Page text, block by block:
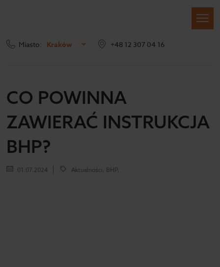
Miasto: Kraków +48 12 307 04 16
CO POWINNA
ZAWIERAĆ INSTRUKCJA
BHP?
01.07.2024 Aktualności, BHP,